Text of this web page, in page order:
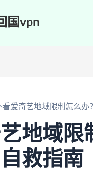
国vpn
看爱奇艺地域限制怎么
地域
救指南